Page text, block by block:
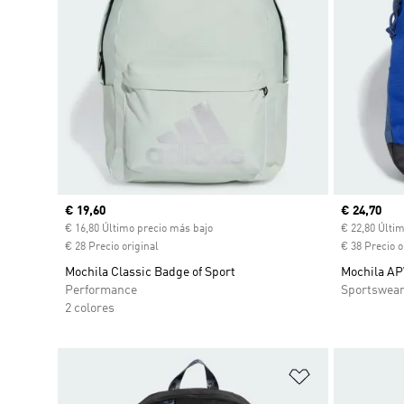
Precio actual
€ 19,60
€ 16,80 Último precio más bajo
€ 28 Precio original
Mochila Classic Badge of Sport
Performance
2 colores
Precio
€ 24,70
€ 22,80
€ 38 Precio
Mochila
Sportswear